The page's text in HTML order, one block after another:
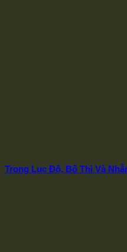
Trong Lục Độ, Bố Thì Và